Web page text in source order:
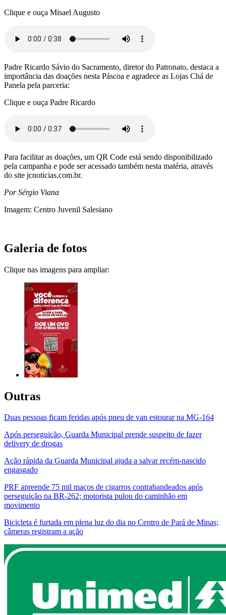
Clique e ouça Misael Augusto
Padre Ricardo Sávio do Sacramento, diretor do Patronato, destaca a
importância das doações nesta Páscoa e agradece as Lojas Chá de
Panela pela parceria:
Clique e ouça Padre Ricardo
Para facilitar as doações, um QR Code está sendo disponibilizado
pela campanha e pode ser acessado também nesta matéria, através
do site jcnoticias.com.br.
Por Sérgio Viana
Imagem: Centro Juvenil Salesiano
Galeria de fotos
Clique nas imagens para ampliar:
Outras
Duas pessoas ficam feridas após pneu de van estourar na MG-164
Após perseguição, Guarda Municipal prende suspeito de fazer
delivery de drogas
Ação rápida da Guarda Municipal ajuda a salvar recém-nascido
engasgado
PRF apreende 75 mil maços de cigarros contrabandeados após
perseguição na BR-262; motorista pulou do caminhão em
movimento
Bicicleta é furtada em plena luz do dia no Centro de Pará de Minas;
câmeras registram a ação